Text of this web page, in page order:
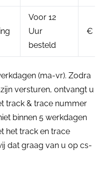
Voor 12
Uur
besteld
€
(ma-vr). Zodra
versturen, ontvangt u
track & trace nummer
binnen 5 werkdagen
het track en trace
dat graag van u op cs-